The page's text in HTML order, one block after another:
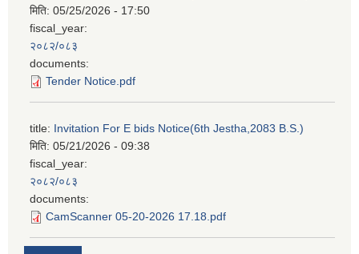
मिति: 05/25/2026 - 17:50
fiscal_year:
२०८२/०८३
documents:
Tender Notice.pdf
title: Invitation For E bids Notice(6th Jestha,2083 B.S.)
मिति: 05/21/2026 - 09:38
fiscal_year:
२०८२/०८३
documents:
CamScanner 05-20-2026 17.18.pdf